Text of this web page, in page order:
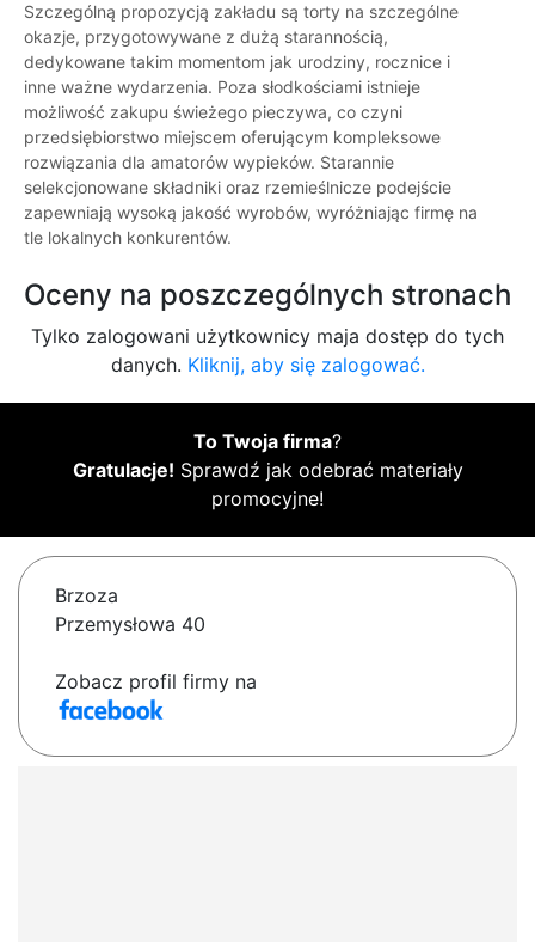
Szczególną propozycją zakładu są torty na szczególne
okazje, przygotowywane z dużą starannością,
dedykowane takim momentom jak urodziny, rocznice i
inne ważne wydarzenia. Poza słodkościami istnieje
możliwość zakupu świeżego pieczywa, co czyni
przedsiębiorstwo miejscem oferującym kompleksowe
rozwiązania dla amatorów wypieków. Starannie
selekcjonowane składniki oraz rzemieślnicze podejście
zapewniają wysoką jakość wyrobów, wyróżniając firmę na
tle lokalnych konkurentów.
Oceny na poszczególnych stronach
Tylko zalogowani użytkownicy maja dostęp do tych
danych. Kliknij, aby się zalogować.
To Twoja firma?
Gratulacje! Sprawdź jak odebrać materiały
promocyjne!
Brzoza
Przemysłowa 40
Zobacz profil firmy na